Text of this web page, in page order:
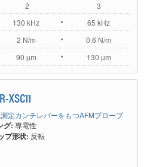
2
3
130 kHz
65 kHz
2 N/m
0.6 N/m
90 µm 130 µm
XSC11
定カンチレバーをもつAFMプローブ
グ: 導電性
プ形状: 反転